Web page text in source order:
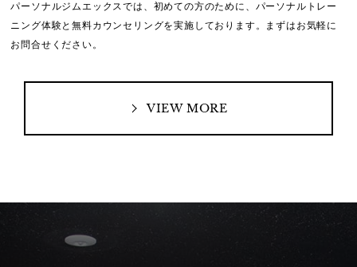
パーソナルジムエックスでは、初めての方のために、 パーソナルトレー
ニング体験と無料カウンセリングを実施しております。
まずはお気軽に
お問合せください。
VIEW MORE